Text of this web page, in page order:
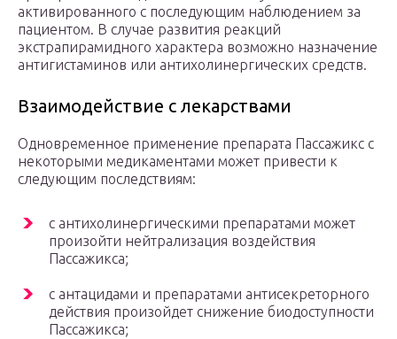
активированного с последующим наблюдением за
пациентом. В случае развития реакций
экстрапирамидного характера возможно назначение
антигистаминов или антихолинергических средств.
Взаимодействие с лекарствами
Одновременное применение препарата Пассажикс с
некоторыми медикаментами может привести к
следующим последствиям:
с антихолинергическими препаратами может
произойти нейтрализация воздействия
Пассажикса;
с антацидами и препаратами антисекреторного
действия произойдет снижение биодоступности
Пассажикса;